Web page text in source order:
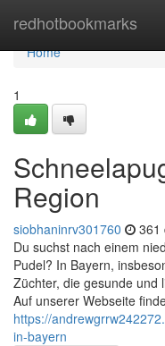
redhotbookmarks
Home
Home
1
Region
siobhaninrv301760 361
Du suchst nach einem
Pudel? In Bayern,
Züchter, die gesunde und
Auf unserer Webseite
https://
in-bayern